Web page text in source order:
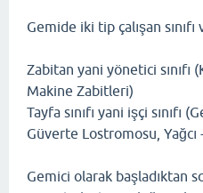
Gemide iki tip çalışan sınıfı
Zabitan yani yönetici
Makine Zabitleri)
Tayfa sınıfı yani işçi sınıfı
Güverte Lostromosu,
Gemici olarak başladıktan